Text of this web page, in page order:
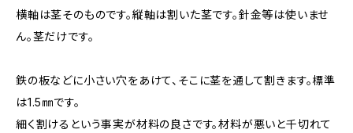
横軸は茎そのものです。縦軸は割いた茎です。針金等は使いませ
ん。茎だけです。
鉄の板などに小さい穴をあけて、そこに茎を通して割きます。標準
は1.5㎜です。
細く割けるという事実が材料の良さです。材料が悪いと千切れて